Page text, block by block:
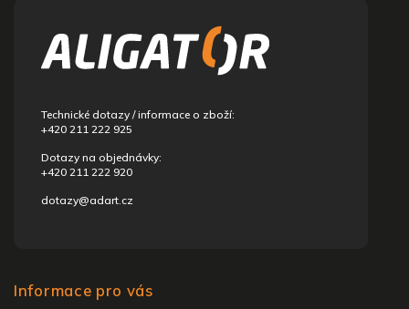
Technické dotazy / informace o zboží:
+420 211 222 925
Dotazy na objednávky:
+420 211 222 920
dotazy@adart.cz
Informace pro vás